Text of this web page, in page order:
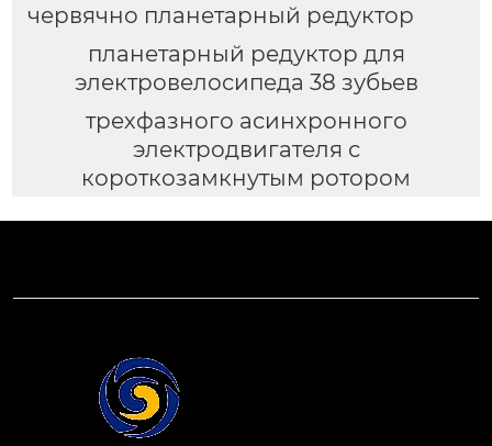
червячно планетарный редуктор
планетарный редуктор для
электровелосипеда 38 зубьев
трехфазного асинхронного
электродвигателя с
короткозамкнутым ротором